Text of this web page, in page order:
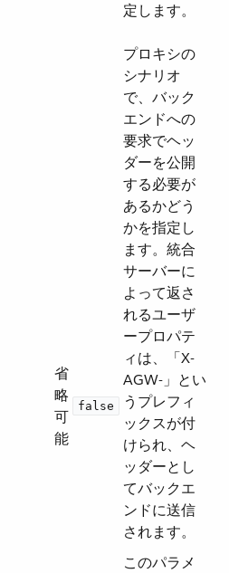
定します。
省
略
可
能
false
プロキシの
シナリオ
で、バック
エンドへの
要求でヘッ
ダーを公開
する必要が
あるかどう
かを指定し
ます。統合
サーバーに
よって返さ
れるユーザ
ープロパテ
ィは、「X-
AGW-」とい
うプレフィ
ックスが付
けられ、ヘ
ッダーとし
てバックエ
ンドに送信
されます。
このパラメ